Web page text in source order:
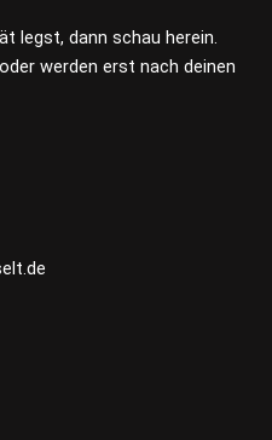
legst, dann schau herein.
werden erst nach deinen